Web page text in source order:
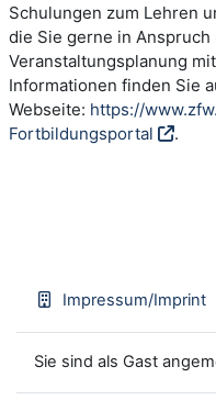
Schulungen zum Lehren
die Sie gerne in
Veranstaltungsplanung
Informationen finden Sie
Webseite: https://
Fortbildungsportal
.
Impressum/Imprint
Sie sind als Gast